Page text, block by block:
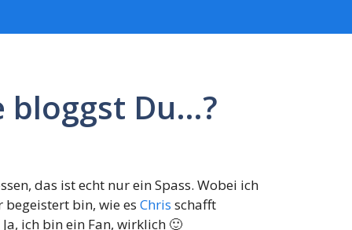
bloggst Du…?
das ist echt nur ein Spass. Wobei ich
bin, wie es Chris schafft
ich bin ein Fan, wirklich 🙂